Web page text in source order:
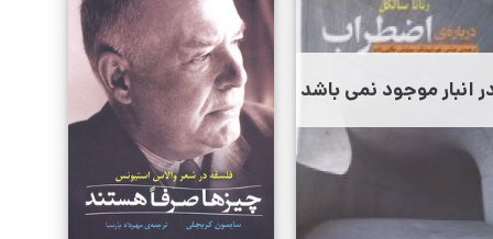
انبار موجود نمی باشد